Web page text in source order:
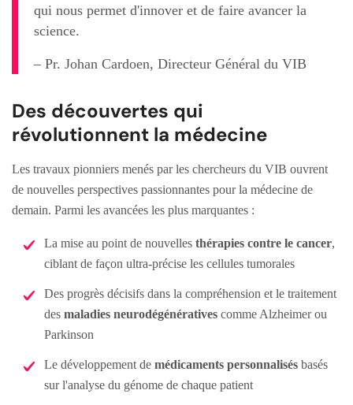
qui nous permet d'innover et de faire avancer la
science.
– Pr. Johan Cardoen, Directeur Général du VIB
Des découvertes qui
révolutionnent la médecine
Les travaux pionniers menés par les chercheurs du VIB ouvrent
de nouvelles perspectives passionnantes pour la médecine de
demain. Parmi les avancées les plus marquantes :
La mise au point de nouvelles thérapies contre le cancer,
ciblant de façon ultra-précise les cellules tumorales
Des progrès décisifs dans la compréhension et le traitement
des maladies neurodégénératives comme Alzheimer ou
Parkinson
Le développement de médicaments personnalisés basés
sur l'analyse du génome de chaque patient